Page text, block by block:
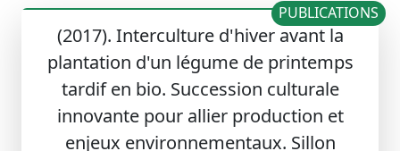
(2017). Interculture d'hiver avant la
plantation d'un légume de printemps
tardif en bio. Succession culturale
innovante pour allier production et
enjeux environnementaux. Sillon
PUBLICATIONS